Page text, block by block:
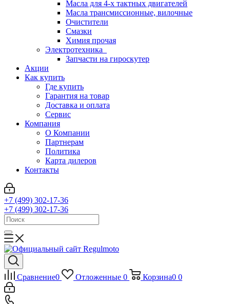
Масла для 4-х тактных двигателей
Масла трансмиссионные, вилочные
Очистители
Смазки
Химия прочая
Электротехника
Запчасти на гироскутер
Акции
Как купить
Где купить
Гарантия на товар
Доставка и оплата
Сервис
Компания
О Компании
Партнерам
Политика
Карта дилеров
Контакты
+7 (499) 302-17-36
+7 (499) 302-17-36
Сравнение0 Отложенные 0 Корзина0 0